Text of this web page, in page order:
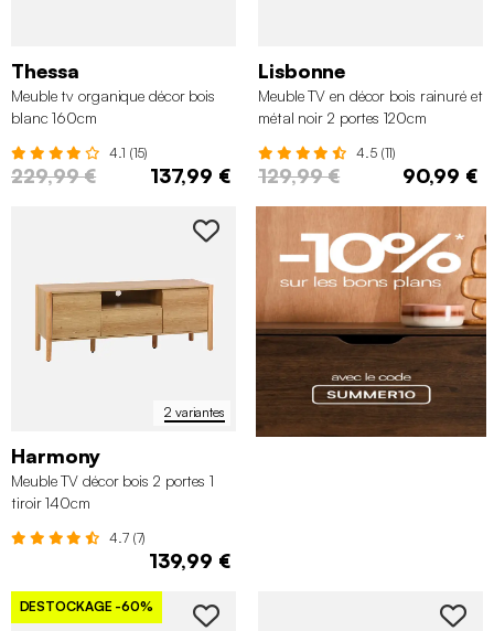
Thessa
Meuble tv organique décor bois
blanc 160cm
4.1 (15)
229,99 € 137,99 €
Lisbonne
Meuble TV en décor bois rainuré et
métal noir 2 portes 120cm
4.5 (11)
129,99 € 90,99 €
2 variantes
Harmony
Meuble TV décor bois 2 portes 1
tiroir 140cm
4.7 (7)
139,99 €
DESTOCKAGE -60%